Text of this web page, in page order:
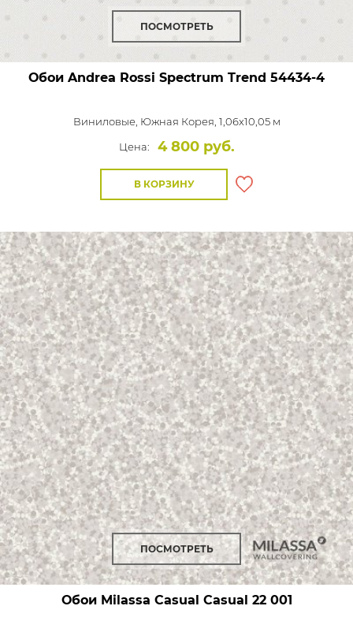
ПОСМОТРЕТЬ
Обои Andrea Rossi Spectrum Trend 54434-4
Виниловые, Южная Корея, 1,06x10,05 м
Цена:
4 800 руб.
В КОРЗИНУ
ПОСМОТРЕТЬ
Обои Milassa Casual Casual 22 001